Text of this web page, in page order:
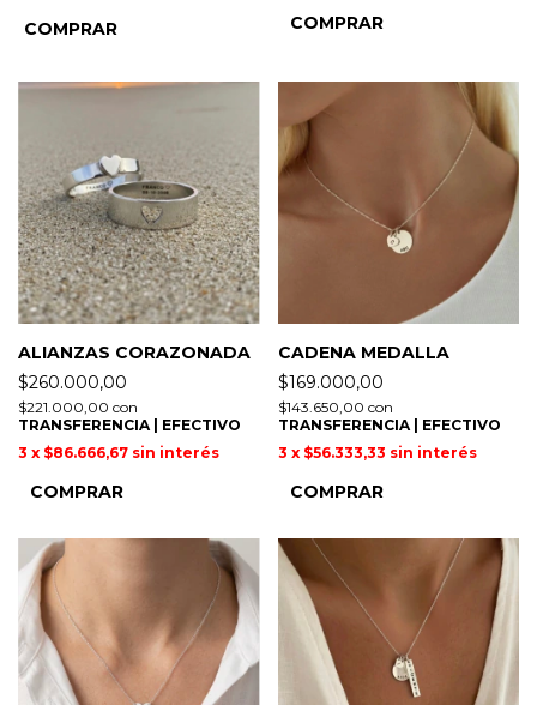
COMPRAR
ALIANZAS CORAZONADA
$260.000,00
$221.000,00 con
TRANSFERENCIA | EFECTIVO
3 x $86.666,67 sin interés
COMPRAR
CADENA MEDALLA
$169.000,00
$143.650,00 con
TRANSFERENCIA | EFECTIVO
3 x $56.333,33 sin interés
COMPRAR